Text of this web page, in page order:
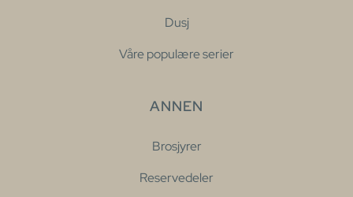
Dusj
Våre populære serier
ANNEN
Brosjyrer
Reservedeler